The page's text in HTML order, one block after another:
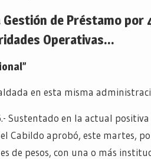
Gestión de Préstamo por
Operativas…
en esta misma
Sustentado en la actual
Cabildo aprobó, este martes,
de pesos, con una o más